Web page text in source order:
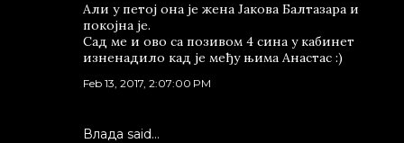
Али у петој она је жена Јакова Балтазара и
покојна је.
Сад ме и ово са позивом 4 сина у кабинет
изненадило кад је међу њима Анастас :)
Feb 13, 2017, 2:07:00 PM
Влада said…